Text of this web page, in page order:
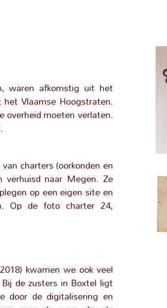
waren afkomstig uit het
Vlaamse Hoogstraten.
overheid moeten verlaten.
charters (oorkonden en
naar Megen. Ze
op een eigen site en
Op de foto charter 24,
kwamen we ook veel
de zusters in Boxtel ligt
door de digitalisering en